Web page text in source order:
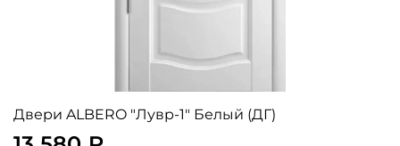
Двери ALBERO "Лувр-1" Белый (ДГ)